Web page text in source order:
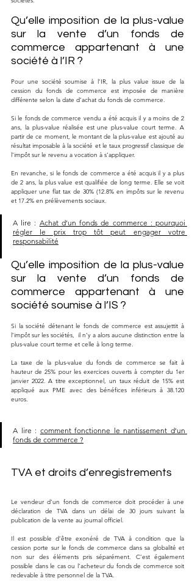
Qu’elle imposition de la plus-value
sur la vente d’un fonds de
commerce appartenant à une
société à l’IR ?
Pour une société soumise à l’IR, la plus value issue de la
cession du fonds de commerce est imposée de manière
différente selon la date d’achat du fonds de commerce.
Si le fonds de commerce vendu a été acquis il y a moins de 2
ans, la plus-value réalisée est une plus-value court terme. A
partir de ce moment, le montant de la plus-value est ajouté au
résultat imposable à la société et le taux progressif classique de
l’impôt sur le revenu a vocation à s’appliquer.
En revanche, si le fonds de commerce a été acquis il y a plus
de 2 ans, la plus value est qualifiée de long terme. Elle se voit
appliquer une flat tax de 30% (12.8% en impôts sur le revenu
et 17.2% en prélèvements sociaux.
A lire : Achat d’un fonds de commerce : pourquoi
régler le prix trop tôt peut engager votre
responsabilité
Qu’elle imposition de la plus-value
sur la vente d’un fonds de
commerce appartenant à une
société soumise à l’IS ?
Si la société détenant le fonds de commerce est assujettit à
l’impôt sur les sociétés,  il n’y a alors aucune distinction entre la
plus-value court terme et celle à long terme.
La taxe de la plus-value du fonds de commerce se fait à
hauteur de 25% pour les exercices ouverts à compter du 1er
janvier 2022. A titre exceptionnel, un taux réduit de 15% est
appliqué aux PME avec des bénéfices inférieurs à 38.120
euros.
A lire : comment fonctionne le nantissement d'un
fonds de commerce ?
TVA et droits d’enregistrements
Le vendeur d’un fonds de commerce doit procéder à une
déclaration de TVA dans un délai de 30 jours suivant la
publication de la vente au journal officiel.
Il est possible d’être exonéré de TVA à condition que la
cession porte sur le fonds de commerce dans sa globalité et
non sur des éléments pris séparément. C’est également
possible dans le cas ou l’acheteur du fonds de commerce soit
redevable à titre personnel de la TVA.